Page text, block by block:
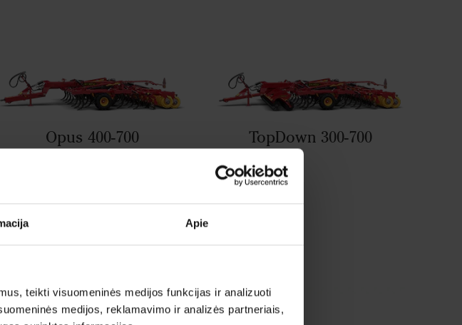
Apie
teikti visuomeninės medijos funkcijas ir analizuoti
medijos, reklamavimo ir analizės partneriais,
Opus 400-700 TopDown 300-700
produktais